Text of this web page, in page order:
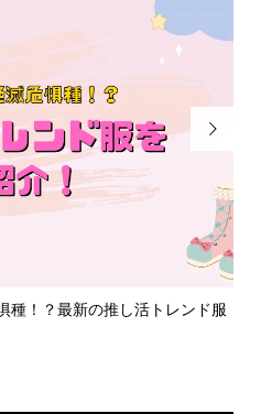
種！？最新の推し活トレンド服
